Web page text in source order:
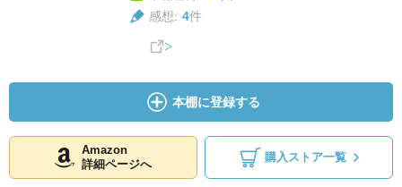
感想: 4件
本棚に登録する
Amazon
詳細ページへ
購入ストア一覧